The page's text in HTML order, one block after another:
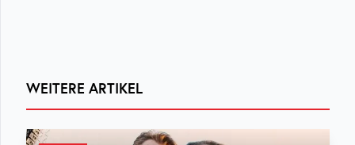
WEITERE ARTIKEL